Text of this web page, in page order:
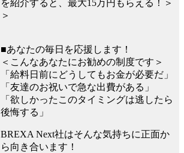
を紹介すると、最大15万円もらえる！＞
＞
■あなたの毎日を応援します！
＜こんなあなたにお勧めの制度です＞
「給料日前にどうしてもお金が必要だ」
「友達のお祝いで急な出費がある」
「欲しかったこのタイミングは逃したら
後悔する」
BREXA Next社はそんな気持ちに正面か
ら向き合います！